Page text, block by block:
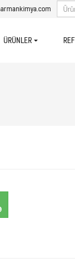
ÜRÜNLER